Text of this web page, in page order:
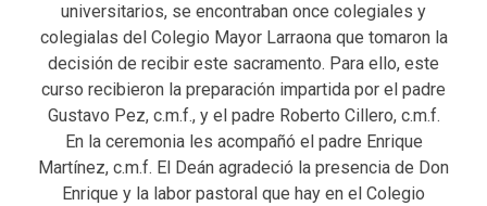
universitarios, se encontraban once colegiales y
colegialas del Colegio Mayor Larraona que tomaron la
decisión de recibir este sacramento. Para ello, este
curso recibieron la preparación impartida por el padre
Gustavo Pez, c.m.f., y el padre Roberto Cillero, c.m.f.
En la ceremonia les acompañó el padre Enrique
Martínez, c.m.f. El Deán agradeció la presencia de Don
Enrique y la labor pastoral que hay en el Colegio